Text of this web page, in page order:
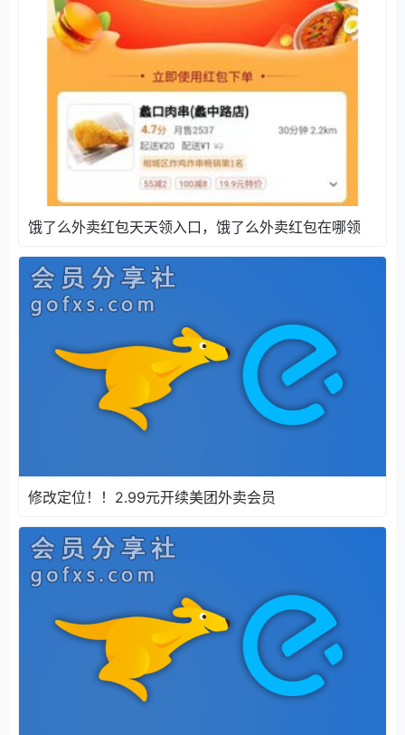
现在关注微信公众号@外卖云管家，不仅每天都可以领
还有百度网盘超级会员共享账号赠送试用！
饿了么外卖红包天天领入口，饿了么外卖红包在哪领
修改定位！！2.99元开续美团外卖会员